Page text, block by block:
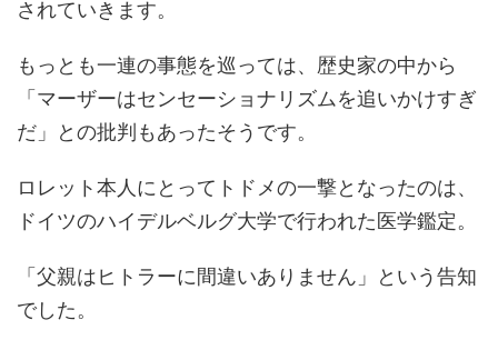
されていきます。
もっとも一連の事態を巡っては、歴史家の中から
「マーザーはセンセーショナリズムを追いかけすぎ
だ」との批判もあったそうです。
ロレット本人にとってトドメの一撃となったのは、
ドイツのハイデルベルグ大学で行われた医学鑑定。
「父親はヒトラーに間違いありません」という告知
でした。